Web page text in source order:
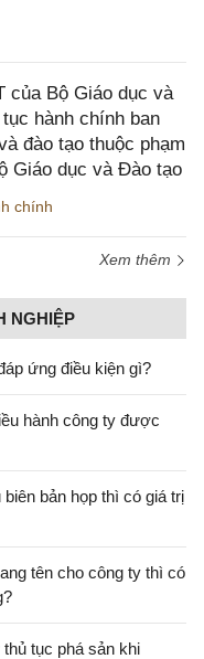
của Bộ Giáo dục và
hành chính ban
đào tạo thuộc phạm
Giáo dục và Đào tạo
chính
Xem thêm
NGHIỆP
ứng điều kiện gì?
hành công ty được
bản họp thì có giá trị
tên cho công ty thì có
tục phá sản khi